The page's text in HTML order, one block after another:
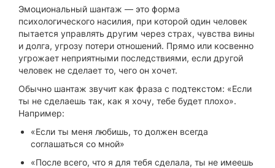
Эмоциональный шантаж — это форма
психологического насилия, при которой один человек
пытается управлять другим через страх, чувства вины
и долга, угрозу потери отношений. Прямо или косвенно
угрожает неприятными последствиями, если другой
человек не сделает то, чего он хочет.
Обычно шантаж звучит как фраза с подтекстом: «Если
ты не сделаешь так, как я хочу, тебе будет плохо».
Например:
«Если ты меня любишь, то должен всегда
соглашаться со мной»
«После всего, что я для тебя сделала, ты не имеешь